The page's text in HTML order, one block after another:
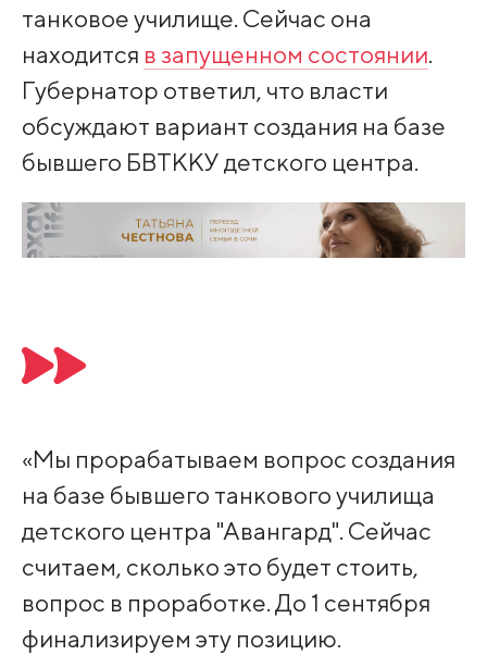
танковое училище. Сейчас она
находится в запущенном состоянии.
Губернатор ответил, что власти
обсуждают вариант создания на базе
бывшего БВТККУ детского центра.
«Мы прорабатываем вопрос создания
на базе бывшего танкового училища
детского центра "Авангард". Сейчас
считаем, сколько это будет стоить,
вопрос в проработке. До 1 сентября
финализируем эту позицию.